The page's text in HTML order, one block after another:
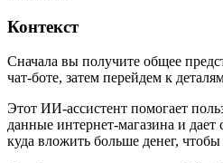
Контекст
Сначала вы получите общее
чат-боте, затем перейдем к
Этот ИИ-ассистент помогает
данные интернет-магазина и дает
куда вложить больше денег,